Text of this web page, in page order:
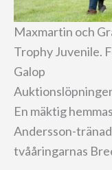
Maxmartin och
Trophy Juvenile.
Galop
En mäktig
Andersson-
tvååringarnas